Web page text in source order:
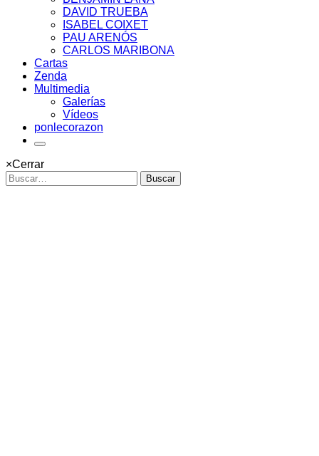
DAVID TRUEBA
ISABEL COIXET
PAU ARENÓS
CARLOS MARIBONA
Cartas
Zenda
Multimedia
Galerías
Vídeos
ponlecorazon
×Cerrar
Buscar